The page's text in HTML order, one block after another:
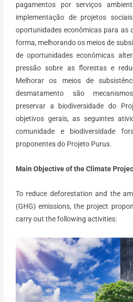
pagamentos por serviços
implementação de projetos
oportunidades econômicas para as
forma, melhorando os meios de
de oportunidades econômicas
pressão sobre as florestas e
Melhorar os meios de
desmatamento são
preservar a biodiversidade do
objetivos gerais, as seguintes
comunidade e biodiversidade
proponentes do Projeto Purus.
Main Objective of the Climate
To reduce deforestation and the
(GHG) emissions, the project
carry out the following activities: